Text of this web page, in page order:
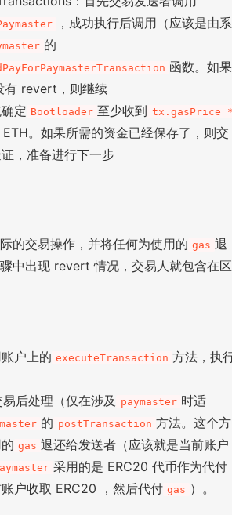
，成功执行后调用（应该是由系
的
函数。如果
有 revert，则继续
定 Bootloader 至少收到 tx.gasPrice
ETH。如果所需的资金已经保存了，则交
，准备进行下一步
的交易操作，并将任何为使用的 gas 退
中出现 revert 情况，交易人就包含在区
户上的 executeTransaction 方法，执
易后处理（仅在涉及 paymaster 时适
的 postTransaction 方法。这个方
gas 退还给发送者（应该就是当前账户
采用的是 ERC20 代币作为代付
户收取 ERC20 ，然后代付 gas ）。